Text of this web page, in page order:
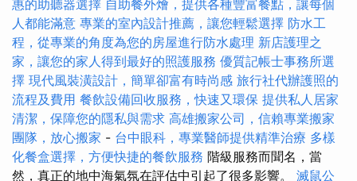
惠的助聽器選擇 自助餐外燴，提供各種豐富餐點，讓每個
人都能滿意 專業的室內設計推薦，讓您輕鬆選擇 防水工
程，從專業的角度為您的房屋進行防水處理 新店護理之
家，讓您的家人得到最好的照護服務 優質記帳士事務所選
擇 現代風裝潢設計，簡單卻富有時尚感 旅行社代辦護照的
流程及費用 餐飲設備回收服務，快速又環保 提供私人居家
清潔，保障您的隱私與需求 高雄搬家公司，信賴專業搬家
團隊，放心搬家 - 台中眼科，專業醫師提供精準治療 多樣
化餐盒選擇，方便快捷的餐飲服務 階級服務而聞名，當
然，真正的地中海氣氛在評估中引起了很多影響。 滅鼠公